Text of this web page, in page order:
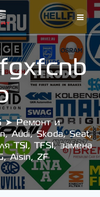
➤ Ремонт и
Audi, Skoda, Seat,
TSI, TFSI, замена
Aisin, ZF